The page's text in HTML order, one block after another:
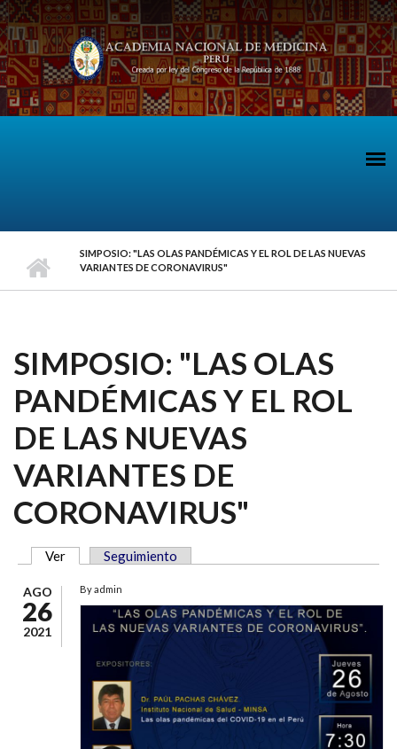
Pasar al contenido principal
SIMPOSIO: "LAS OLAS PANDÉMICAS Y EL ROL DE LAS NUEVAS
VARIANTES DE CORONAVIRUS"
SIMPOSIO: "LAS OLAS
PANDÉMICAS Y EL ROL
DE LAS NUEVAS
VARIANTES DE
CORONAVIRUS"
SOLAPAS PRINCIPALES
Ver (solapa activa)
Seguimiento
AGO
26
2021
By admin